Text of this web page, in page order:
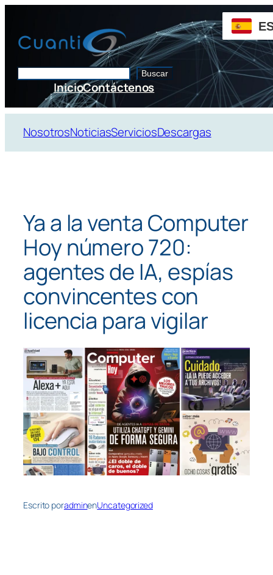
contenido
Buscar
Buscar
InicioContáctenos
NosotrosNoticiasServiciosDescargas
Ya a la venta Computer
Hoy número 720:
agentes de IA, espías
convincentes con
licencia para vigilar
Escrito poradminenUncategorized